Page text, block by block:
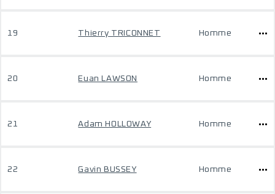
19 Thierry TRICONNET Homme
20 Euan LAWSON Homme
21 Adam HOLLOWAY Homme
22 Gavin BUSSEY Homme